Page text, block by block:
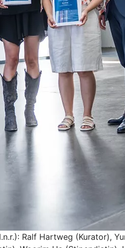
Ralf Hartweg (Kurator),